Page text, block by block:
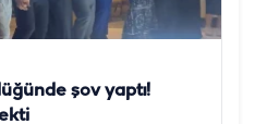
şov yaptı!